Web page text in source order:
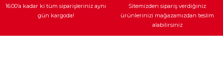
16:00’a kadar ki tüm siparişleriniz aynı
gün kargoda!
Sitemizden sipariş verdiğiniz
ürünlerinizi mağazamızdan teslim
alabilirsiniz